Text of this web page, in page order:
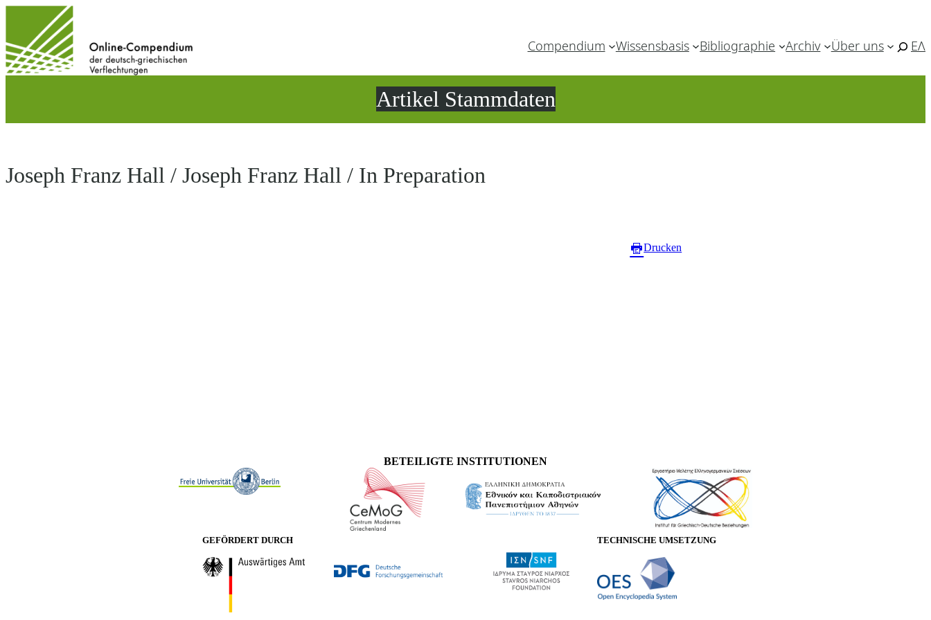
wechseln
Compendium Wissensbasis Bibliographie Archiv Über uns ΕΛ
Artikel Stammdaten
Joseph Franz Hall / Joseph Franz Hall / In Preparation
Drucken
BETEILIGTE INSTITUTIONEN
GEFÖRDERT DURCH TECHNISCHE UMSETZUNG